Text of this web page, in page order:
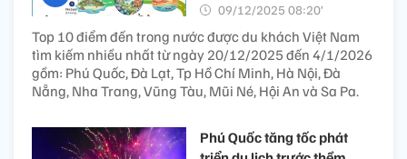
09/12/2025 08:20’
Top 10 điểm đến trong nước được du khách Việt Nam
tìm kiếm nhiều nhất từ ngày 20/12/2025 đến 4/1/2026
gồm: Phú Quốc, Đà Lạt, Tp Hồ Chí Minh, Hà Nội, Đà
Nẵng, Nha Trang, Vũng Tàu, Mũi Né, Hội An và Sa Pa.
Phú Quốc tăng tốc phát